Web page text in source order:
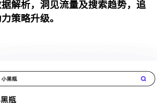
解析，洞见流量及搜索趋势，追
策略升级。